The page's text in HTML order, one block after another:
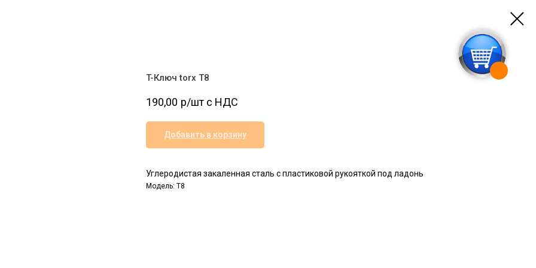
T-Ключ torx T8
190,00 р/шт c НДС
Добавить в корзину
Углеродистая закаленная сталь с пластиковой рукояткой под ладонь
Модель: Т8